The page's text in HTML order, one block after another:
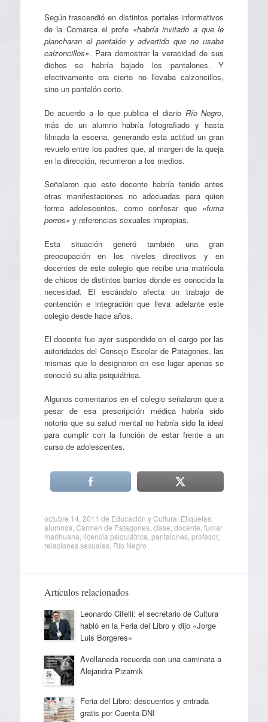
Según trascendió en distintos portales informativos
de la Comarca el profe «habría invitado a que le
plancharan el pantalón y advertido que no usaba
calzoncillos». Para demostrar la veracidad de sus
dichos se habría bajado los pantalones. Y
efectivamente era cierto no llevaba calzoncillos,
sino un pantalón corto.
De acuerdo a lo que publica el diario Río Negro,
más de un alumno habría fotografiado y hasta
filmado la escena, generando esta actitud un gran
revuelo entre los padres que, al margen de la queja
en la dirección, recurrieron a los medios.
Señalaron que este docente habría tenido antes
otras manifestaciones no adecuadas para quien
forma adolescentes, como confesar que «fuma
porros» y referencias sexuales impropias.
Esta situación generó también una gran
preocupación en los niveles directivos y en
docentes de este colegio que recibe una matrícula
de chicos de distintos barrios donde es conocida la
necesidad. El escándalo afecta un trabajo de
contención e integración que lleva adelante este
colegio desde hace años.
El docente fue ayer suspendido en el cargo por las
autoridades del Consejo Escolar de Patagones, las
mismas que lo designaron en ese lugar apenas se
conoció su alta psiquiátrica.
Algunos comentarios en el colegio señalaron que a
pesar de esa prescripción médica habría sido
notorio que su salud mental no habría sido la ideal
para cumplir con la función de estar frente a un
curso de adolescentes.
octubre 14, 2011 de Educación y Cultura . Etiquetas:
alumnos, Carmen de Patagones, clase docente fumar
marihuana licencia psiquiátrica pantalones, profesor,
relaciones sexuales, Río Negro
Artículos relacionados
Leonardo Cifelli: el secretario de Cultura
habló en la Feria del Libro y dijo «Jorge
Luis Borgeres»
Avellaneda recuerda con una caminata a
Alejandra Pizarnik
Feria del Libro: descuentos y entrada
gratis por Cuenta DNI